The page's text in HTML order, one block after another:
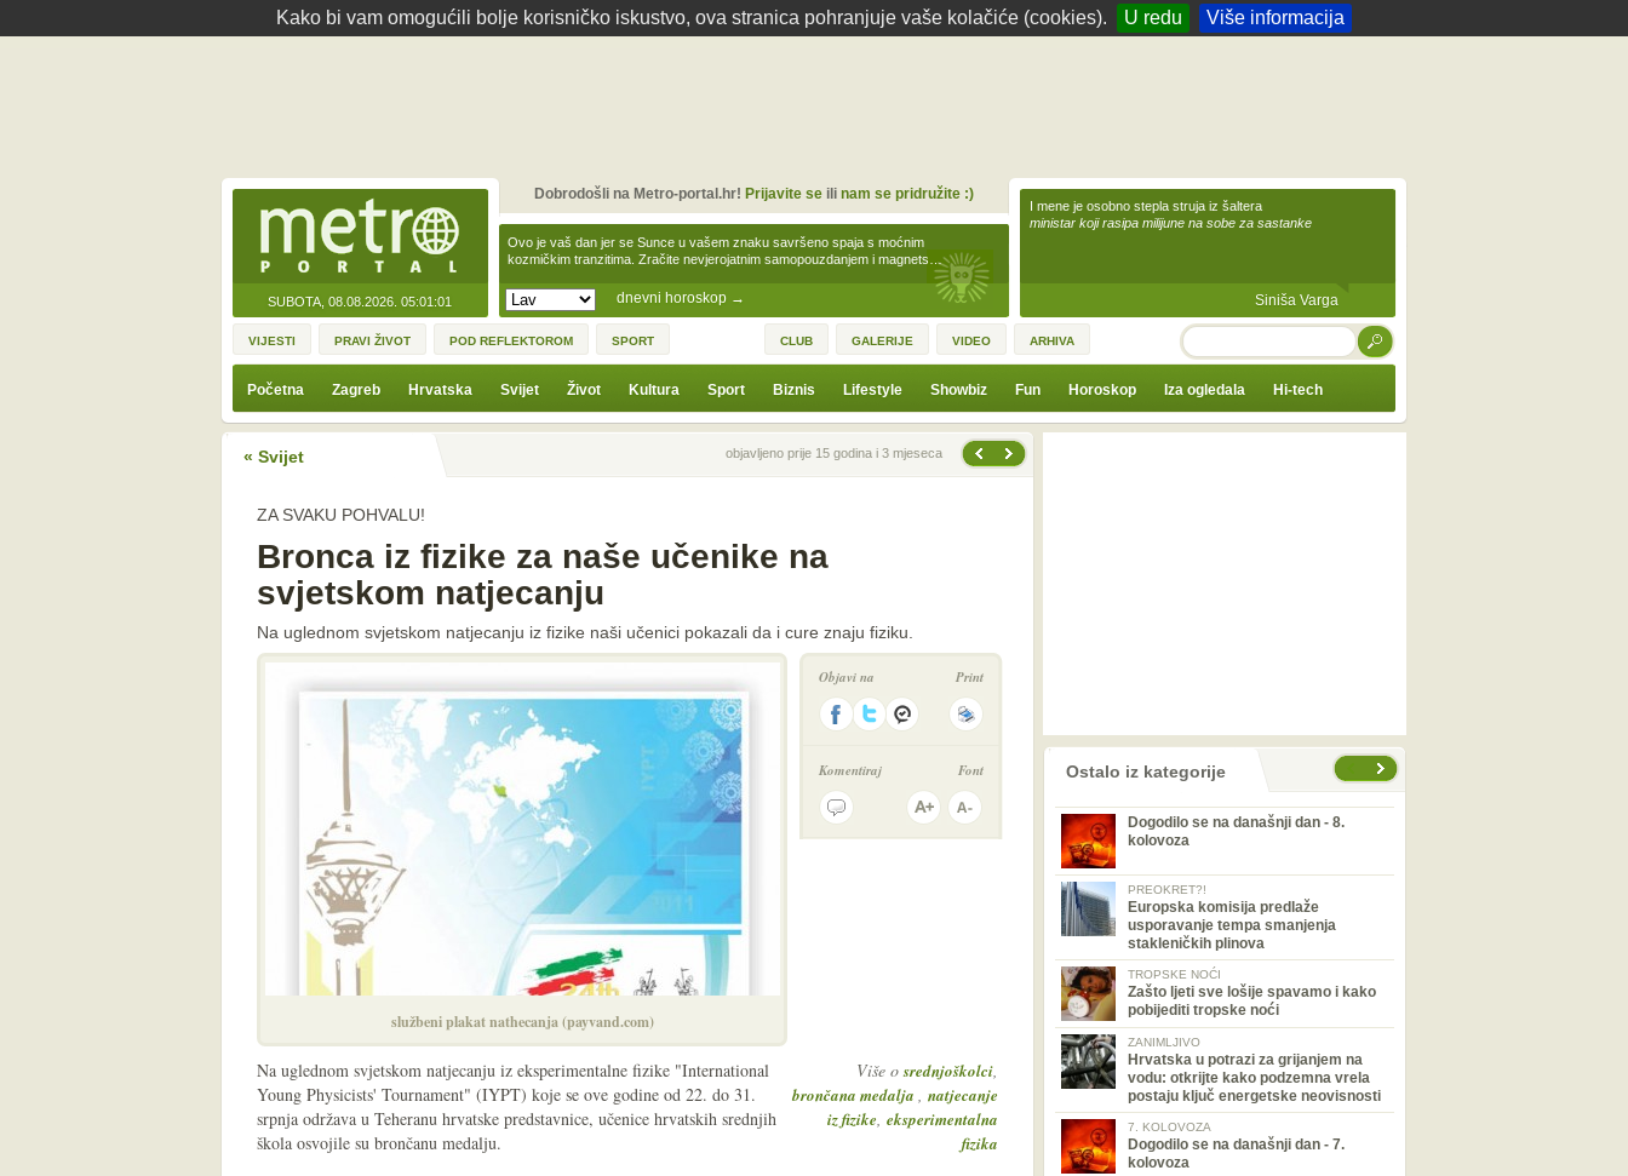
Kako bi vam omogućili bolje korisničko iskustvo, ova stranica pohranjuje vaše kolačiće (cookies). U redu Više informacija
SUBOTA, 08.08.2026. 05:01:01 dnevni horoskop →
Ovo je vaš dan jer se Sunce u vašem znaku savršeno spaja s moćnim
kozmičkim tranzitima. Zračite nevjerojatnim samopouzdanjem i magnets…
Dobrodošli na Metro-portal.hr! Prijavite seili nam se pridružite :)
I mene je osobno stepla struja iz šaltera
ministar koji rasipa milijune na sobe za sastanke
Siniša Varga
VIJESTI PRAVI ŽIVOT POD REFLEKTOROM SPORT CLUB GALERIJE VIDEO ARHIVA TRAŽI
Početna Zagreb Hrvatska Svijet Život Kultura Sport Biznis Lifestyle Showbiz Fun Horoskop Iza ogledala Hi-tech
« Svijet Prethodna vijestobjavljeno prije 15 godina i 3 mjeseca
ZA SVAKU POHVALU!
Bronca iz fizike za naše učenike na
svjetskom natjecanju
Na uglednom svjetskom natjecanju iz fizike naši učenici pokazali da i cure znaju fiziku.
službeni plakat nathecanja (payvand.com)
Objavi na Print
Komentiraj Font
Više osrednjoškolci,
brončana medalja , natjecanje
iz fizike, eksperimentalna
fizika
Na uglednom svjetskom natjecanju iz eksperimentalne fizike "International
Young Physicists' Tournament" (IYPT) koje se ove godine od 22. do 31.
srpnja održava u Teheranu hrvatske predstavnice, učenice hrvatskih srednjih
škola osvojile su brončanu medalju.
prethodno Ostalo iz kategorije
Dogodilo se na današnji dan - 8.
kolovoza
PREOKRET?!
Europska komisija predlaže
usporavanje tempa smanjenja
stakleničkih plinova
TROPSKE NOĆI
Zašto ljeti sve lošije spavamo i kako
pobijediti tropske noći
ZANIMLJIVO
Hrvatska u potrazi za grijanjem na
vodu: otkrijte kako podzemna vrela
postaju ključ energetske neovisnosti
7. KOLOVOZA
Dogodilo se na današnji dan - 7.
kolovoza